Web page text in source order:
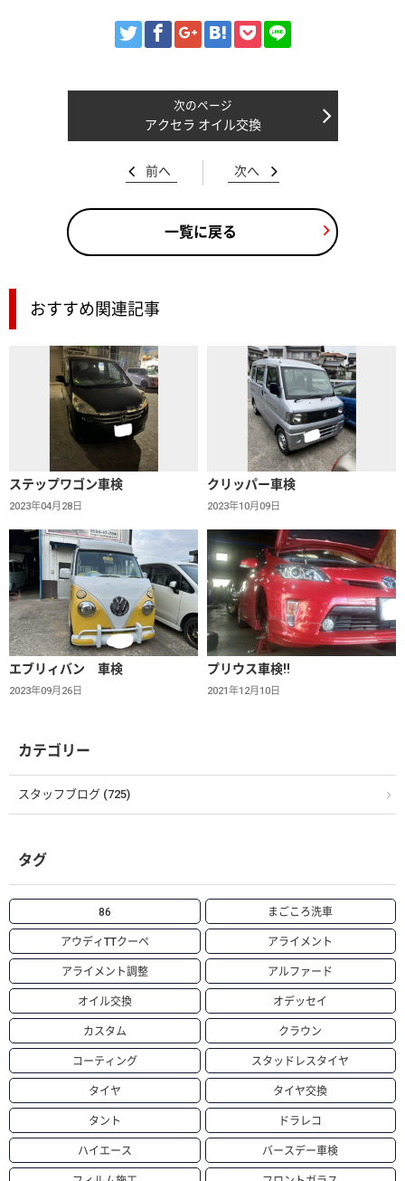
アクセラ オイル交換
前へ 次へ
一覧に戻る
おすすめ関連記事
ステップワゴン車検
2023年04月28日
クリッパー車検
2023年10月09日
エブリィバン 車検
2023年09月26日
プリウス車検!!
2021年12月10日
カテゴリー
スタッフブログ (725)
タグ
86 まごころ洗車
アウディTTクーペ アライメント
アライメント調整 アルファード
オイル交換 オデッセイ
カスタム クラウン
コーティング スタッドレスタイヤ
タイヤ タイヤ交換
タント ドラレコ
ハイエース バースデー車検